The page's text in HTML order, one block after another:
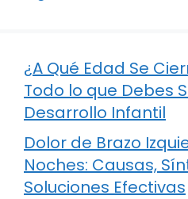
¿A Qué Edad Se
Todo lo que Debes
Desarrollo Infantil
Dolor de Brazo
Noches: Causas,
Soluciones Efectivas